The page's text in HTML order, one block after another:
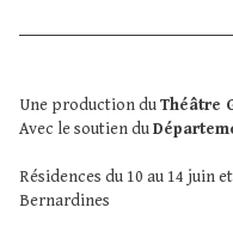
Une production duThéâtre
Avec le soutien du
Résidences du 10 au 14 juin
Bernardines